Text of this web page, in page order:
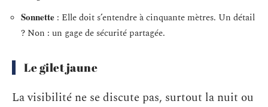
Sonnette : Elle doit s’entendre à cinquante mètres. Un détail
? Non : un gage de sécurité partagée.
Le gilet jaune
La visibilité ne se discute pas, surtout la nuit ou